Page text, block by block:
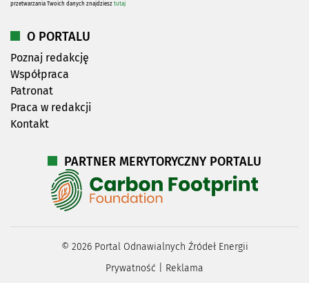
przetwarzania Twoich danych znajdziesz tutaj
O PORTALU
Poznaj redakcję
Współpraca
Patronat
Praca w redakcji
Kontakt
PARTNER MERYTORYCZNY PORTALU
© 2026Portal Odnawialnych Źródeł Energii
Prywatność
Reklama